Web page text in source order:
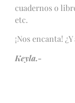
cuadernos o
etc.
¡Nos encanta!
Keyla.-